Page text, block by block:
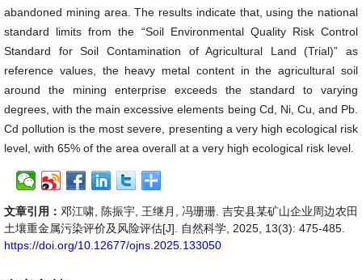
abandoned mining area. The results indicate that, using the national
standard limits from the “Soil Environmental Quality Risk Control
Standard for Soil Contamination of Agricultural Land (Trial)” as
reference values, the heavy metal content in the agricultural soil
around the mining enterprise exceeds the standard to varying
degrees, with the main excessive elements being Cd, Ni, Cu, and Pb.
Cd pollution is the most severe, presenting a very high ecological risk
level, with 65% of the area overall at a very high ecological risk level.
文章引用： 邓江啸, 陈振宇, 王继月, 冯珊珊. 吉安县某矿山企业周边农田
土壤重金属污染评价及风险评估[J]. 自然科学, 2025, 13(3): 475-485.
https://doi.org/10.12677/ojns.2025.133050